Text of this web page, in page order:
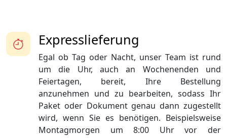
Expresslieferung
Egal ob Tag oder Nacht, unser Team ist rund
um die Uhr, auch an Wochenenden und
Feiertagen, bereit, Ihre Bestellung
anzunehmen und zu bearbeiten, sodass Ihr
Paket oder Dokument genau dann zugestellt
wird, wenn Sie es benötigen. Beispielsweise
Montagmorgen um 8:00 Uhr vor der